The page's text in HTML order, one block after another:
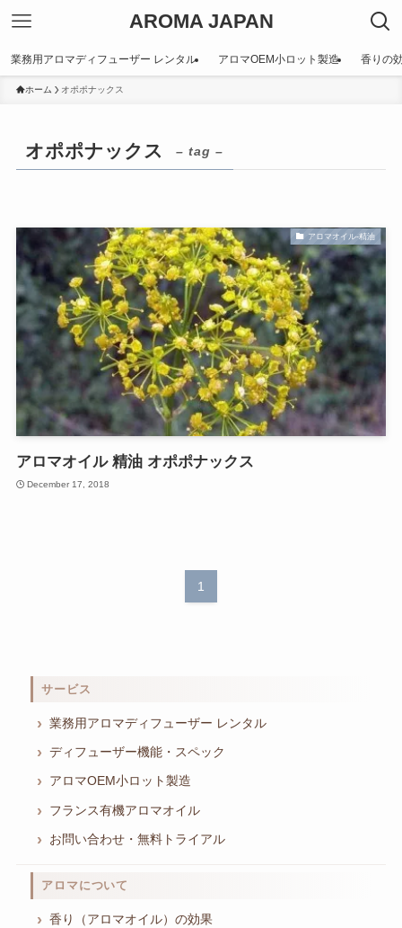
AROMA JAPAN
業務用アロマディフューザー レンタル アロマOEM小ロット製造 香りの
ホーム オポポナックス
オポポナックス – tag –
アロマオイル-精油
アロマオイル 精油 オポポナックス
December 17, 2018
1
サービス
業務用アロマディフューザー レンタル
ディフューザー機能・スペック
アロマOEM小ロット製造
フランス有機アロマオイル
お問い合わせ・無料トライアル
アロマについて
香り（アロマオイル）の効果